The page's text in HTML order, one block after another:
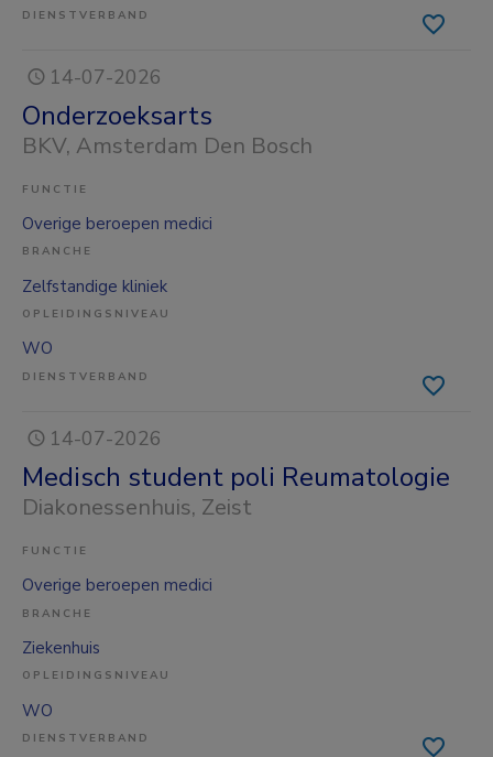
DIENSTVERBAND
14-07-2026
Onderzoeksarts
BKV, Amsterdam Den Bosch
FUNCTIE
Overige beroepen medici
BRANCHE
Zelfstandige kliniek
OPLEIDINGSNIVEAU
WO
DIENSTVERBAND
14-07-2026
Medisch student poli Reumatologie
Diakonessenhuis, Zeist
FUNCTIE
Overige beroepen medici
BRANCHE
Ziekenhuis
OPLEIDINGSNIVEAU
WO
DIENSTVERBAND